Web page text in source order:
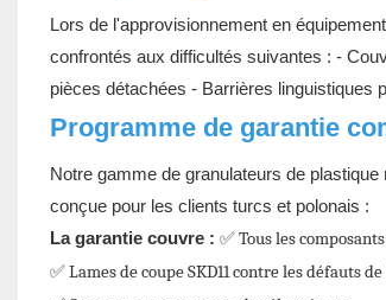
Lors de l'approvisionnement en
confrontés aux difficultés suivantes : -
pièces détachées - Barrières linguistiques
Programme de garantie
Notre gamme de granulateurs de
conçue pour les clients turcs et polonais :
La garantie couvre : ✅ Tous les
✅ Lames de coupe SKD11 contre les défauts